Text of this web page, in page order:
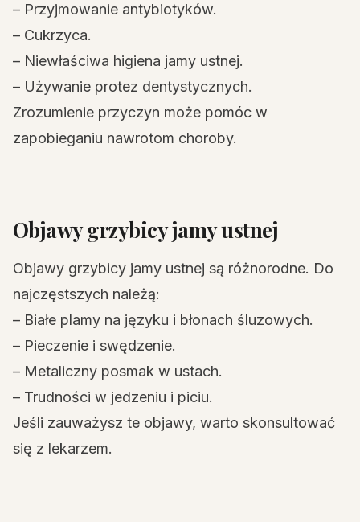
– Przyjmowanie antybiotyków.
– Cukrzyca.
– Niewłaściwa higiena jamy ustnej.
– Używanie protez dentystycznych.
Zrozumienie przyczyn może pomóc w
zapobieganiu nawrotom choroby.
Objawy grzybicy jamy ustnej
Objawy grzybicy jamy ustnej są różnorodne. Do
najczęstszych należą:
– Białe plamy na języku i błonach śluzowych.
– Pieczenie i swędzenie.
– Metaliczny posmak w ustach.
– Trudności w jedzeniu i piciu.
Jeśli zauważysz te objawy, warto skonsultować
się z lekarzem.